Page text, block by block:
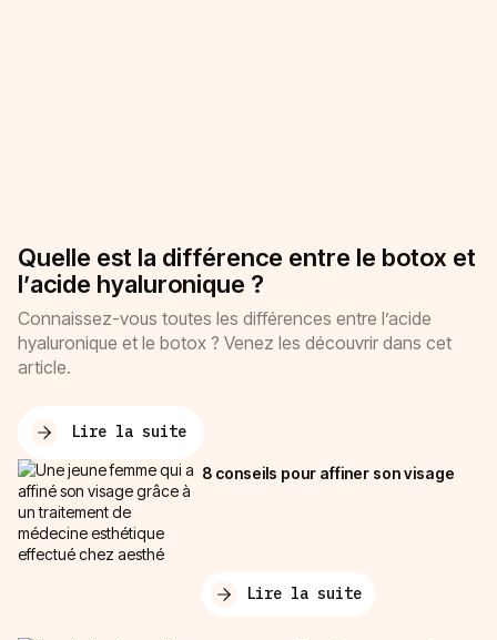
Quelle est la différence entre le botox et
l’acide hyaluronique ?
Connaissez-vous toutes les différences entre l’acide
hyaluronique et le botox ? Venez les découvrir dans cet
article.
Lire la suite
8 conseils pour affiner son visage
Lire la suite